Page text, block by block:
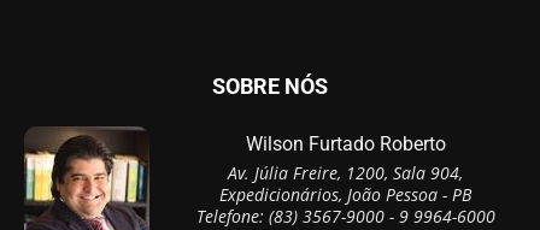
SOBRE NÓS
Wilson Furtado Roberto
Av. Júlia Freire, 1200, Sala 904,
Expedicionários, João Pessoa - PB
Telefone: (83) 3567-9000 - 9 9964-6000